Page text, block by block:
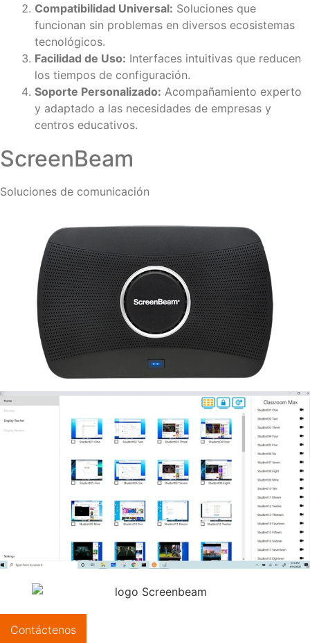
Compatibilidad Universal: Soluciones que
funcionan sin problemas en diversos ecosistemas
tecnológicos.
Facilidad de Uso: Interfaces intuitivas que reducen
los tiempos de configuración.
Soporte Personalizado: Acompañamiento experto
y adaptado a las necesidades de empresas y
centros educativos.
ScreenBeam
Soluciones de comunicación
Contáctenos